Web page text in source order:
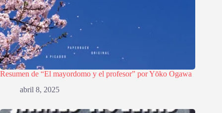
Resumen de “El mayordomo y el profesor” por Yōko Ogawa
abril 8, 2025